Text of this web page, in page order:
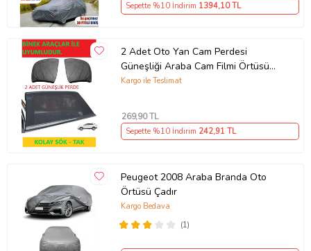
Sepette %10 İndirim 1394,10 TL
2 Adet Oto Yan Cam Perdesi
Güneşliği Araba Cam Filmi Örtüsü
Anne Bebek Emzirme Kılıfı Araç
Kargo ile Teslimat
269,90 TL
Sepette %10 İndirim 242,91 TL
Peugeot 2008 Araba Branda Oto
Örtüsü Çadır
(1)
Kargo Bedava